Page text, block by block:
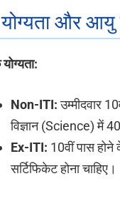
और
Non-ITI:उम्मीदवार
विज्ञान (Science) में
Ex-ITI: 10वीं पास
सर्टिफिकेट होना